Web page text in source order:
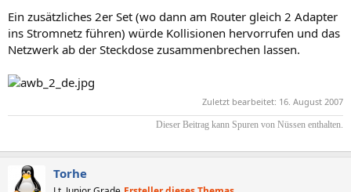
Ein zusätzliches 2er Set (wo dann am Router gleich 2 Adapter
ins Stromnetz führen) würde Kollisionen hervorrufen und das
Netzwerk ab der Steckdose zusammenbrechen lassen.
Zuletzt bearbeitet: 16. August 2007
Dieser Beitrag kann Spuren von Nüssen enthalten.​
Torhe